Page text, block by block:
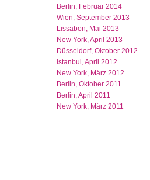
Berlin, Februar 2014
Wien, September 2013
Lissabon, Mai 2013
New York, April 2013
Düsseldorf, Oktober 2012
Istanbul, April 2012
New York, März 2012
Berlin, Oktober 2011
Berlin, April 2011
New York, März 2011